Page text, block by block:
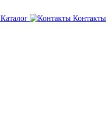
Каталог Контакты